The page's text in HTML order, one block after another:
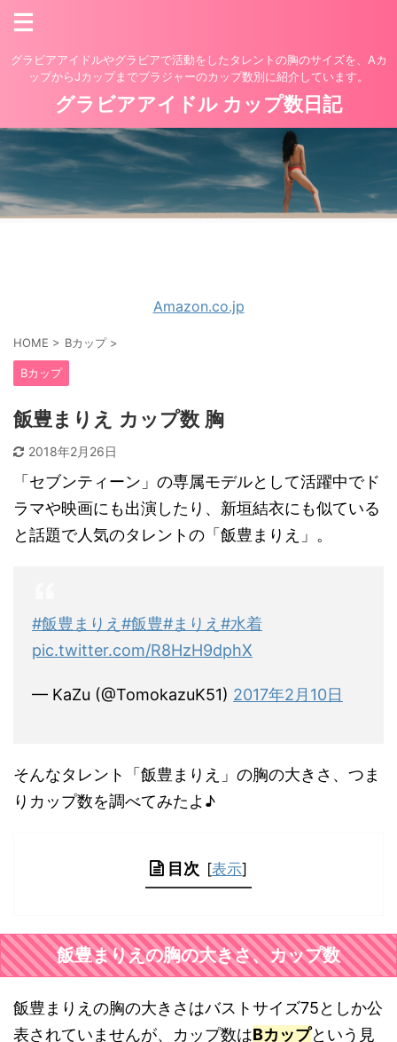
グラビアアイドルやグラビアで活動をしたタレントの胸のサイズを、Aカ
ップからJカップまでブラジャーのカップ数別に紹介しています。
グラビアアイドル カップ数日記
Amazon.co.jp
HOME > Bカップ >
Bカップ
飯豊まりえ カップ数 胸
2018年2月26日
「セブンティーン」の専属モデルとして活躍中でド
ラマや映画にも出演したり、新垣結衣にも似ている
と話題で人気のタレントの「飯豊まりえ」。
#飯豊まりえ #飯豊#まりえ #水着
pic.twitter.com/R8HzH9dphX
— KaZu (@TomokazuK51) 2017年2月10日
そんなタレント「飯豊まりえ」の胸の大きさ、つま
りカップ数を調べてみたよ♪
目次 [表示]
飯豊まりえの胸の大きさ、カップ数
飯豊まりえの胸の大きさはバストサイズ75としか公
表されていませんが、カップ数はBカップという見